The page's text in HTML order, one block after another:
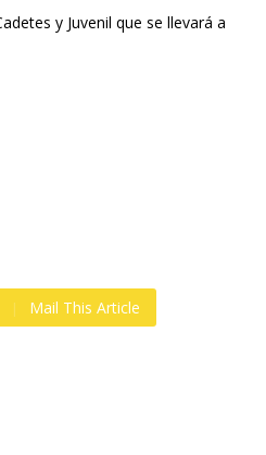
y Juvenil que se llevará a
Mail This Article